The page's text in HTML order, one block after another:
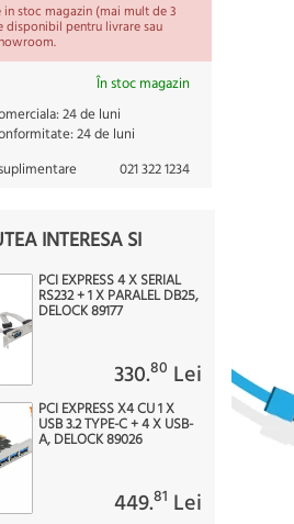
in stoc magazin (mai mult de 3
disponibil pentru livrare sau
În stoc magazin
24 de luni
24 de luni
021 322 1234
INTERESA SI
PCI EXPRESS 4 X SERIAL
RS232 + 1 X PARALEL DB25,
DELOCK 89177
330.80 Lei
PCI EXPRESS X4 CU 1 X
USB 3.2 TYPE-C + 4 X USB-
A, DELOCK 89026
449.81 Lei